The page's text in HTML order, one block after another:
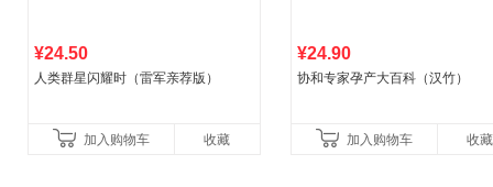
¥24.50
人类群星闪耀时（雷军亲荐版）
加入购物车 收藏
¥24.90
协和专家孕产大百科（汉竹）
加入购物车 收藏